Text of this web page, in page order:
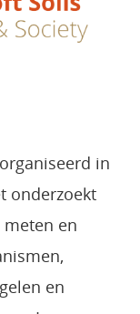
in
onderzoekt
en
en